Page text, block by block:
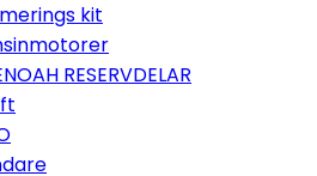
kit
RESERVDELAR